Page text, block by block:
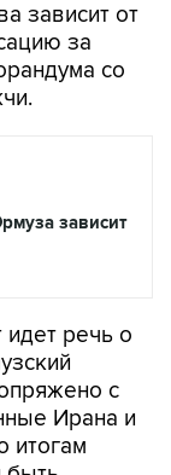
зависит от
за
со
зависит
речь о
с
Ирана и
итогам